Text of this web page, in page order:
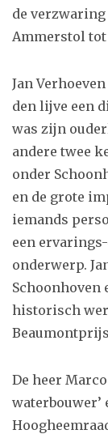
de
Ammerstol
Jan
den lijve een
was zijn
andere twee
onder
en de grote
iemands
een
onderwerp.
Schoonhoven
historisch
De heer